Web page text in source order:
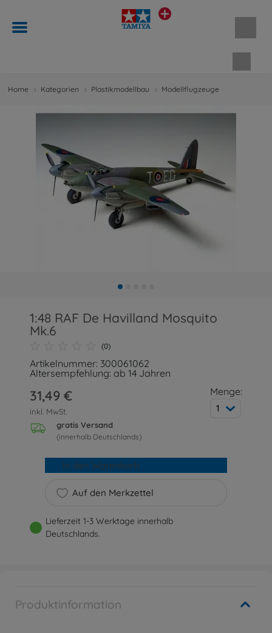
Home Kategorien Plastikmodellbau Modellflugzeuge
1:48 RAF De Havilland Mosquito
Mk.6
(0)
Artikelnummer: 300061062
Altersempfehlung: ab 14 Jahren
31,49 €
inkl. MwSt.
gratis Versand
(innerhalb Deutschlands)
Menge:
1
Auf den Merkzettel
In den Warenkorb
Lieferzeit 1-3 Werktage innerhalb
Deutschlands.
Produktinformation